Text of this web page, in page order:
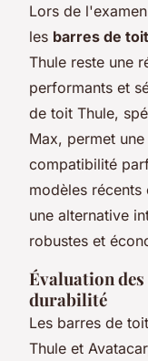
Lors de
les barres de
Thule reste une
performants et
de toit Thule,
Max, permet
compatibilité
modèles
une alternative
robustes et
Évaluation
durabilité
Les barres de
Thule et